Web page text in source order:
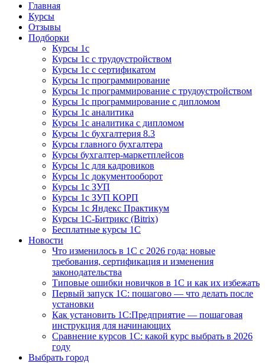
Курсы 1С
Курсы 1С официальная сертификация
Главная
Курсы
Отзывы
Подборки
Курсы 1с
Курсы 1с с трудоустройством
Курсы 1с с сертификатом
Курсы 1с программирование
Курсы 1с программирование с трудоустройством
Курсы 1с программирование с дипломом
Курсы 1с аналитика
Курсы 1с аналитика с дипломом
Курсы 1с бухгалтерия 8.3
Курсы главного бухгалтера
Курсы бухгалтер-маркетплейсов
Курсы 1с для кадровиков
Курсы 1с документооборот
Курсы 1с ЗУП
Курсы 1с ЗУП КОРП
Курсы 1с Яндекс Практикум
Курсы 1С-Битрикс (Bitrix)
Бесплатные курсы 1С
Новости
Что изменилось в 1С с 2026 года: новые
требования, сертификация и изменения
законодательства
Типовые ошибки новичков в 1С и как их избежать
Первый запуск 1С: пошагово — что делать после
установки
Как установить 1С:Предприятие — пошаговая
инструкция для начинающих
Сравнение курсов 1С: какой курс выбрать в 2026
году
Выбрать город